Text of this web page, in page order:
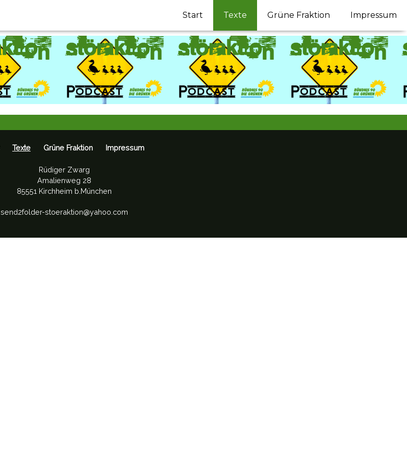
Impressum
Grüne Fraktion
Texte
Start
Texte Grüne Fraktion Impressum
Rüdiger Zwarg
Amalienweg 28
85551 Kirchheim b.München
send2folder-stoeraktion@yahoo.com